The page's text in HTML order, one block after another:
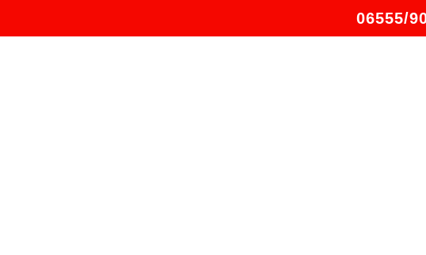
06555/